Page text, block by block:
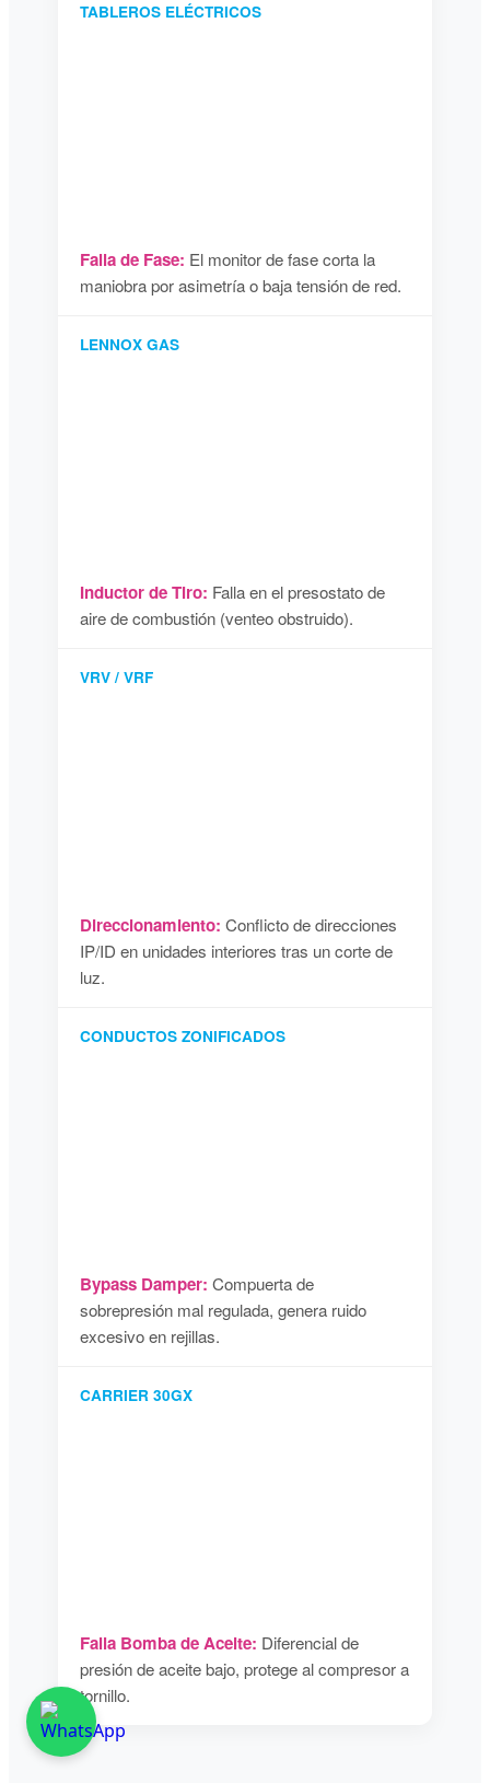
TABLEROS ELÉCTRICOS
Falla de Fase: El monitor de fase corta la
maniobra por asimetría o baja tensión de red.
LENNOX GAS
Inductor de Tiro: Falla en el presostato de
aire de combustión (venteo obstruido).
VRV / VRF
Direccionamiento: Conflicto de direcciones
IP/ID en unidades interiores tras un corte de
luz.
CONDUCTOS ZONIFICADOS
Bypass Damper: Compuerta de
sobrepresión mal regulada, genera ruido
excesivo en rejillas.
CARRIER 30GX
Falla Bomba de Aceite: Diferencial de
presión de aceite bajo, protege al compresor a
tornillo.